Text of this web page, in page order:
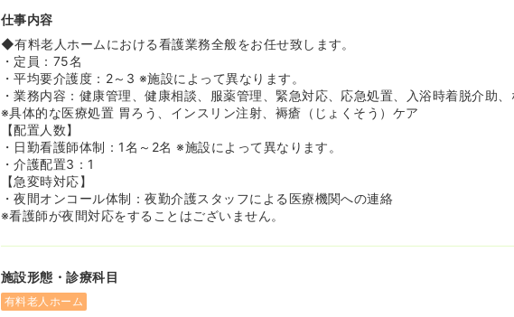
≪未経験でも安心！マニュアル管理・フォロー体制が手厚い環境です♪≫
◆先輩看護師マンツーマンでついてくれるので、初めて介護施設での看護業務をされ
ご勤務スタートができます！実際に現在ご勤務されている看護師様方も、施設未経験
勤務をスタートしていらっしゃいますので、ご安心下さい！
◆マニュアルがしっかりとしているため業務内容もわかりやすい上、残業も少なく、
いから残業が増えてしまう」ということもございません。
◆1日のスケジュールが決まっており、介護士との連携をしながら業務が進んでいく
安な方でも職員皆様と協力しながらお仕事が進められるため安心な環境です♪
仕事内容
◆有料老人ホームにおける看護業務全般をお任せ致します。
・定員：75名
・平均要介護度：2～3 ※施設によって異なります。
・業務内容：健康管理、健康相談、服薬管理、緊急対応、応急処置、入浴時着脱介助、
※具体的な医療処置 胃ろう、インスリン注射、褥瘡（じょくそう）ケア
【配置人数】
・日勤看護師体制：1名～2名 ※施設によって異なります。
・介護配置3：1
【急変時対応】
・夜間オンコール体制：夜勤介護スタッフによる医療機関への連絡
※看護師が夜間対応をすることはございません。
施設形態・診療科目
有料老人ホーム